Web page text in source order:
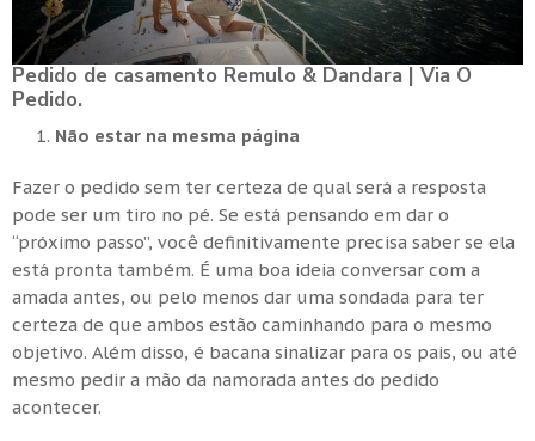
Pedido de casamento Remulo & Dandara | Via O
Pedido.
Não estar na mesma página
Fazer o pedido sem ter certeza de qual será a resposta
pode ser um tiro no pé. Se está pensando em dar o
“próximo passo”, você definitivamente precisa saber se ela
está pronta também. É uma boa ideia conversar com a
amada antes, ou pelo menos dar uma sondada para ter
certeza de que ambos estão caminhando para o mesmo
objetivo. Além disso, é bacana sinalizar para os pais, ou até
mesmo pedir a mão da namorada antes do pedido
acontecer.